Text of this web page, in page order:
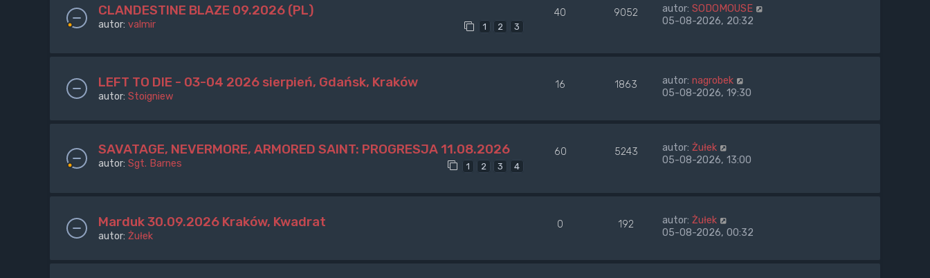
CLANDESTINE BLAZE 09.2026 (PL)
autor: valmir 1 2 3
40 9052 autor: SODOMOUSE
05-08-2026, 20:32
LEFT TO DIE - 03-04 2026 sierpień, Gdańsk, Kraków
autor: Stoigniew
16 1863 autor: nagrobek
05-08-2026, 19:30
SAVATAGE, NEVERMORE, ARMORED SAINT: PROGRESJA 11.08.2026
autor: Sgt. Barnes 1 2 3 4
60 5243 autor: Żułek
05-08-2026, 13:00
Marduk 30.09.2026 Kraków, Kwadrat
autor: Żułek
0 192 autor: Żułek
05-08-2026, 00:32